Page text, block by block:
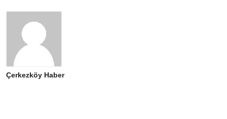
Çerkezköy Haber